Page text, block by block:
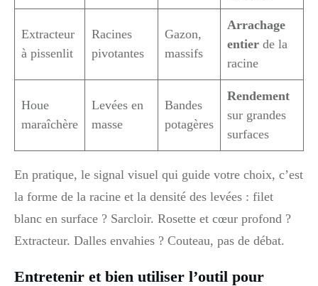
Extracteur
à pissenlit
Racines
pivotantes
Gazon,
massifs
Arrachage
entier de la
racine
Houe
maraîchère
Levées en
masse
Bandes
potagères
Rendement
sur grandes
surfaces
En pratique, le signal visuel qui guide votre choix, c’est
la forme de la racine et la densité des levées : filet
blanc en surface ? Sarcloir. Rosette et cœur profond ?
Extracteur. Dalles envahies ? Couteau, pas de débat.
Entretenir et bien utiliser l’outil pour